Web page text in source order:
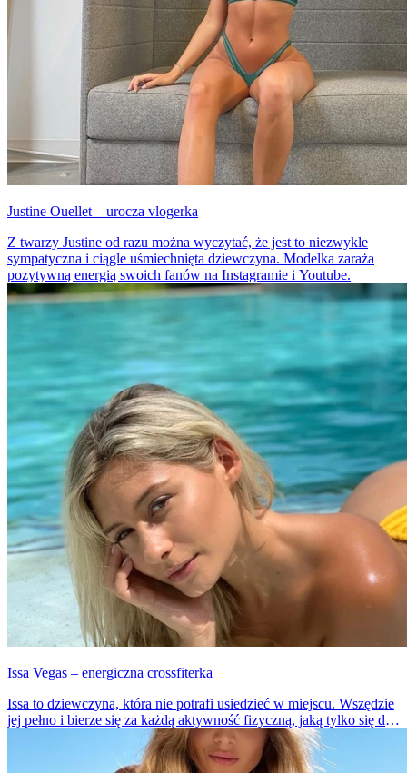
Justine Ouellet – urocza vlogerka
Z twarzy Justine od razu można wyczytać, że jest to niezwykle
sympatyczna i ciągle uśmiechnięta dziewczyna. Modelka zaraża
pozytywną energią swoich fanów na Instagramie i Youtube.
Issa Vegas – energiczna crossfiterka
Issa to dziewczyna, która nie potrafi usiedzieć w miejscu. Wszędzie
jej pełno i bierze się za każdą aktywność fizyczną, jaką tylko się da.
Uwielbia się ruszać i ćwiczyć, a pomiędzy seriami zawsze zrobi
jakąś fotkę i wrzuci ją na swojego Instagrama.